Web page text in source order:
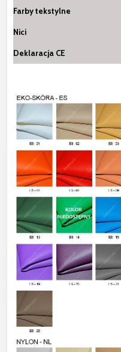
Farby tekstylne
Nici
Deklaracja CE